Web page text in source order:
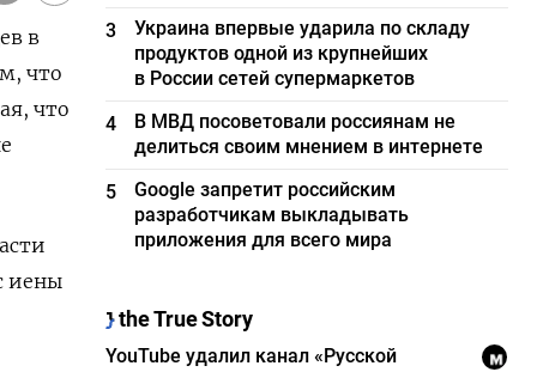
в
что
что
иены
3
Украина впервые ударила по складу
продуктов одной из крупнейших
в России сетей супермаркетов
4
В МВД посоветовали россиянам не
делиться своим мнением в интернете
5
Google запретит российским
разработчикам выкладывать
приложения для всего мира